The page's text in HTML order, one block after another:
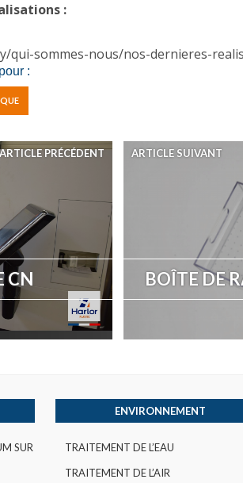
:
qui-sommes-nous/nos-dernieres-
:
PRÉCÉDENT
CN
ARTICLE SUIVANT
BOÎTE DE
SUR
ENVIRONNEMENT
TRAITEMENT DE L’EAU
TRAITEMENT DE L’AIR